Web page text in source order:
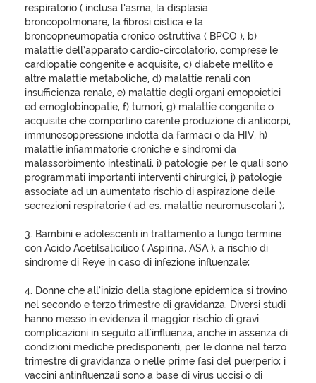
respiratorio ( inclusa l’asma, la displasia
broncopolmonare, la fibrosi cistica e la
broncopneumopatia cronico ostruttiva ( BPCO ), b)
malattie dell’apparato cardio-circolatorio, comprese le
cardiopatie congenite e acquisite, c) diabete mellito e
altre malattie metaboliche, d) malattie renali con
insufficienza renale, e) malattie degli organi emopoietici
ed emoglobinopatie, f) tumori, g) malattie congenite o
acquisite che comportino carente produzione di anticorpi,
immunosoppressione indotta da farmaci o da HIV, h)
malattie infiammatorie croniche e sindromi da
malassorbimento intestinali, i) patologie per le quali sono
programmati importanti interventi chirurgici, j) patologie
associate ad un aumentato rischio di aspirazione delle
secrezioni respiratorie ( ad es. malattie neuromuscolari );
3. Bambini e adolescenti in trattamento a lungo termine
con Acido Acetilsalicilico ( Aspirina, ASA ), a rischio di
sindrome di Reye in caso di infezione influenzale;
4. Donne che all’inizio della stagione epidemica si trovino
nel secondo e terzo trimestre di gravidanza. Diversi studi
hanno messo in evidenza il maggior rischio di gravi
complicazioni in seguito all'influenza, anche in assenza di
condizioni mediche predisponenti, per le donne nel terzo
trimestre di gravidanza o nelle prime fasi del puerperio; i
vaccini antinfluenzali sono a base di virus uccisi o di